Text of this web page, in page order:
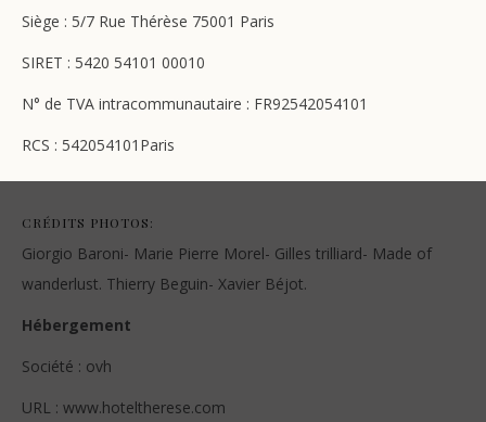
Siège : 5/7 Rue Thérèse 75001 Paris
SIRET : 5420 54101 00010
N° de TVA intracommunautaire : FR92542054101
RCS : 542054101Paris
CRÉDITS PHOTOS:
Giorgio Baroni- Marie Pierre Morel- Gilles trilliard- Made of
wanderlust. Thierry Beguin- Xavier Béjot.
Hébergement
Société : ovh
URL : www.hoteltherese.com